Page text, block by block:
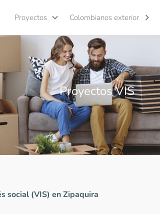
Proyectos Colombianos exterior
Proyectos VIS
social (VIS) en Zipaquira